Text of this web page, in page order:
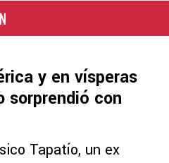
y en vísperas
sorprendió con
Tapatío, un ex